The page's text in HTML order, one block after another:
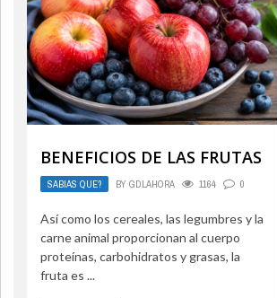
BENEFICIOS DE LAS FRUTAS
SABIAS QUE? BY GDLAHORA 1164 0
Así como los cereales, las legumbres y la
carne animal proporcionan al cuerpo
proteínas, carbohidratos y grasas, la
fruta es ...